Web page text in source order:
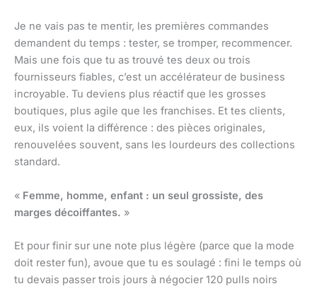
Je ne vais pas te mentir, les premières commandes
demandent du temps : tester, se tromper, recommencer.
Mais une fois que tu as trouvé tes deux ou trois
fournisseurs fiables, c’est un accélérateur de business
incroyable. Tu deviens plus réactif que les grosses
boutiques, plus agile que les franchises. Et tes clients,
eux, ils voient la différence : des pièces originales,
renouvelées souvent, sans les lourdeurs des collections
standard.
« Femme, homme, enfant : un seul grossiste, des
marges décoiffantes. »
Et pour finir sur une note plus légère (parce que la mode
doit rester fun), avoue que tu es soulagé : fini le temps où
tu devais passer trois jours à négocier 120 pulls noirs